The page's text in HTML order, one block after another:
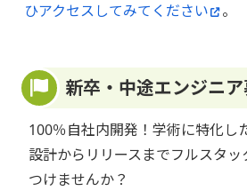
ひアクセスしてみてください
。
新卒・中途エンジニア
100％自社内開発！学術に特化し
設計からリリースまでフルスタ
つけませんか？